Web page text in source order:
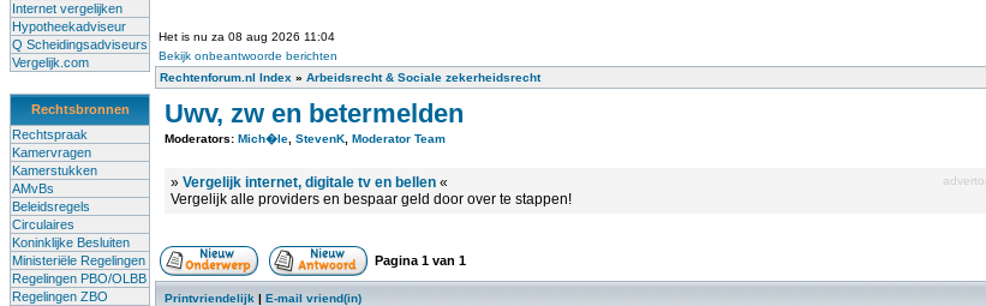
Internet vergelijken
Hypotheekadviseur
Q Scheidingsadviseurs
Vergelijk.com
Rechtsbronnen
Rechtspraak
Kamervragen
Kamerstukken
AMvBs
Beleidsregels
Circulaires
Koninklijke Besluiten
Ministeriële Regelingen
Regelingen PBO/OLBB
Regelingen ZBO
Het is nu za 08 aug 2026 11:04
Bekijk onbeantwoorde berichten
Rechtenforum.nl Index » Arbeidsrecht & Sociale zekerheidsrecht
Uwv, zw en betermelden
Moderators: Mich�le StevenK Moderator Team
» Vergelijk internet, digitale tv en bellen «
Vergelijk alle providers en bespaar geld door over te stappen!
Pagina 1 van 1
Printvriendelijk | E-mail vriend(in)